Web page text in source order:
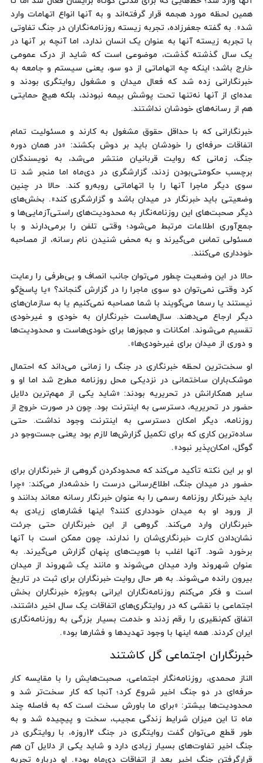
همین لحظه مورد هجمه قرار گرفته‌اند و به آنها انواع اتهامات وارد
شد». به گفته جعفرزاده، تجربه زیسته روزنامه‌نگاران در جنگ تفاوتی
با تجربه زیسته‌ آنها به عنوان یک انسان ندارد، اما آنچه بر آنها در
یک سال گذشته گذشت، موضوعی است که شاید از درک عمومی
خارج باشد؛ اینکه چه اتهاماتی از دو سو، یعنی سیستم و جامعه به
خبرنگارانی زده شد که فعال میدان و مشغول روایتگری بودند و
عده‌ای از آنها نه‌تنها تحت پوشش بیمه نبودند، بلکه هیچ حمایتی
هم از رسانه‌های خودشان نداشتند.
خبرنگارانی که با حداقل حقوق مشغول به کارند و مسئولیت تمام
اتفاقات حرفه‌ای را خودشان باید بر دوش بکشند: «در همان دوره
جنگ، زمانی که روایت قربانیان منتشر می‌شد، به نویسندگان
برچسب حکومتی‌بودن زدند، گزارشگری در دی‌ماه اما منجر شد تا
سوی دیگر ماجرا آنها را با اتهاماتی ‌روبه‌رو کند. حالا در چنین
وضعیتی باید خبرنگار در میدان باشد و گزارشگری کند». بخش‌های
دیگر صحبت‌های این روزنامه‌نگار به محدودیت‌های راستی‌آزمایی‌ها و
جمع‌آوری اطلاعات مرتبط می‌شود؛ وقتی تلفن را برمی‌دارند و با
مسئولی تماس می‌گیرند و به محض شنیدن نام رسانه، از مصاحبه
خودداری می‌کنند.
حالا در این وضعیت چطور می‌توان جانب انصاف و بی‌طرفی را رعایت
کرد وقتی نمی‌توان دو سوی ماجرا را در گزارش گنجاند؟ «یا پاسخ‌گو
نیستند یا رسما می‌گویند با شما مصاحبه نمی‌کنیم یا به سازمان‌های
دیگر ارجاع می‌دهند. سال‌هاست خبرنگاران به خودی و غیرخودی
تقسیم می‌شوند. امکانات و مجوزها برای خودی‌هاست و محدودیت‌ها
و دوری از میدان برای غیرخودی‌ها».
او سخت‌ترین لحظه خبرنگاری در جنگ را زمانی می‌داند که احتمال
موشک‌باران ساختمانی در نزدیکی محل روزنامه مطرح شد اما او و
سایر همکارانش در تحریریه بودند: «شاید یکی از مهم‌ترین دلایل
حضور در تحریریه، دسترسی به اینترنت بود. چون در صورت خروج از
روزنامه، دیگر امکان دسترسی به اینترنت وجود نداشت. حتی
ساده‌ترین کاری که برای تکمیل گزارش‌ها لازم بود یعنی جست‌وجو در
گوگل، امکان‌پذیر نبود».
او بر این نکته تأکید می‌کند که محدودکردن گروهی از خبرنگاران برای
حضور در میدان جنگ، اطلاع‌رسانی درست را خدشه‌دار می‌کند: «چرا
باید خبرنگار روزنامه رسمی را به عنوان خبرنگار رسانه معاند بدانند و
از ورود او به میدان خودداری کنند؟ اینها فشارهای زیادی به
خبرنگاران وارد می‌کند. گروهی از این خبرنگاران حتی جرئت
نشان‌دادن کارت خبرنگاری‌شان را ندارند، چون ممکن است با آنها
برخورد شود. آنها اغلب با هویت‌های پنهان گزارش می‌گیرند. به
عنوان شهروند وارد میدان می‌شوند و مانند یک شهروند از میدان
بیرون رانده می‌شوند. به هر حال روایت خبرنگاران برای ثبت در تاریخ
است و فکر می‌کنم روزنامه‌نگاران ایرانی به‌ویژه خبرنگاران بخش
اجتماعی با نقشی که در روایتگری‌های اتفاقات یک سال اخیر داشتند،
اتفاق کم‌نظیری را رقم زدند و خدمت بسیار بزرگی به روزنامه‌نگاری
ایران کردند. همه اینها با وجود تهدیدها و فشارها بود».
خبرنگاران اجتماعی گل کاشتند
الناز محمدی، روزنامه‌نگار اجتماعی، صحبت‌هایش را با مقایسه کار
حرفه‌ای در دو جنگ اخیر شروع کرد؛ آنجا که کار سخت‌تر شد و
محدودیت‌ها بیشتر: «برای ما باورش سخت است که به فاصله چند
ماه تا این میزان شرایط زندگی عجیب، سخت و پیچیده شد و به
طور قطع می‌توان گفت روایتگری در جنگ 12روزه، با روایتگری در
جنگ اخیر تفاوت‌های بسیار زیادی دارد و شاید یکی از دلایل آن هم
قرارگرفتن جنگ اخیر بعد از اتفاقات دی‌ماه بود». او درباره تجربه